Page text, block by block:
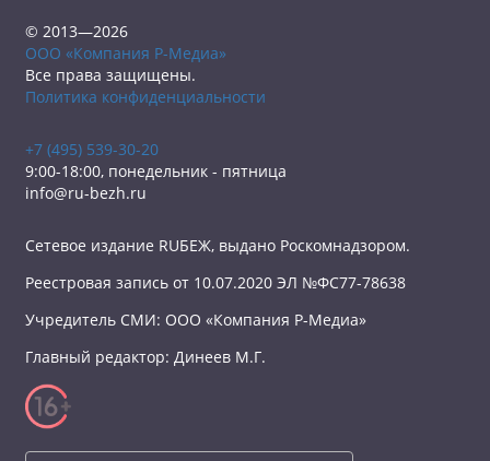
© 2013—2026
ООО «Компания Р-Медиа»
Все права защищены.
Политика конфиденциальности
+7 (495) 539-30-20
9:00-18:00, понедельник - пятница
info@ru-bezh.ru
Сетевое издание RUБЕЖ, выдано Роскомнадзором.
Реестровая запись от 10.07.2020 ЭЛ №ФС77-78638
Учредитель СМИ: ООО «Компания Р-Медиа»
Главный редактор: Динеев М.Г.